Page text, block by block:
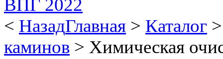
< НазадГлавная > Каталог
каминов > Химическая